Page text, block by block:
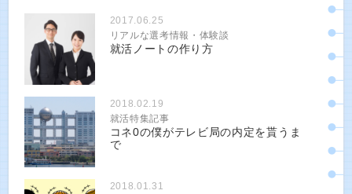
2017.06.25
リアルな選考情報・体験談
就活ノートの作り方
2018.02.19
就活特集記事
コネ0の僕がテレビ局の内定を貰うま
で
2018.01.31